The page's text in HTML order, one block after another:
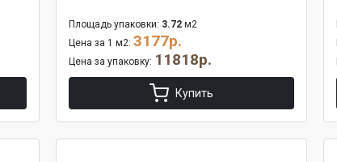
Площадь упаковки: 3.72 м2
Цена за 1 м2: 3177р.
Цена за упаковку: 11818р.
Купить